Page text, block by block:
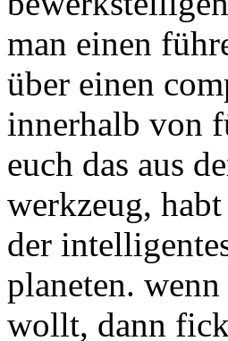
man einen
über einen
innerhalb von
euch das aus
werkzeug,
der
planeten.
wollt, dann